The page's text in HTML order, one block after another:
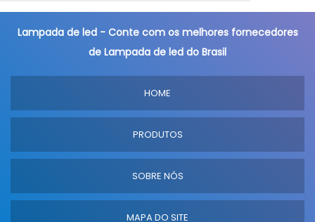
Lampada de led - Conte com os melhores fornecedores
de Lampada de led do Brasil
HOME
PRODUTOS
SOBRE NÓS
MAPA DO SITE